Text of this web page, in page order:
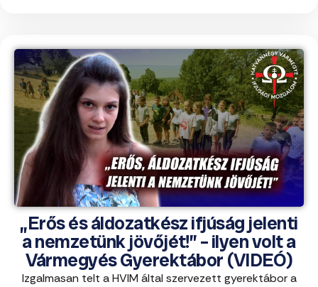
„Erős és áldozatkész ifjúság jelenti
a nemzetünk jövőjét!” – ilyen volt a
Vármegyés Gyerektábor (VIDEÓ)
Izgalmasan telt a HVIM által szervezett gyerektábor a